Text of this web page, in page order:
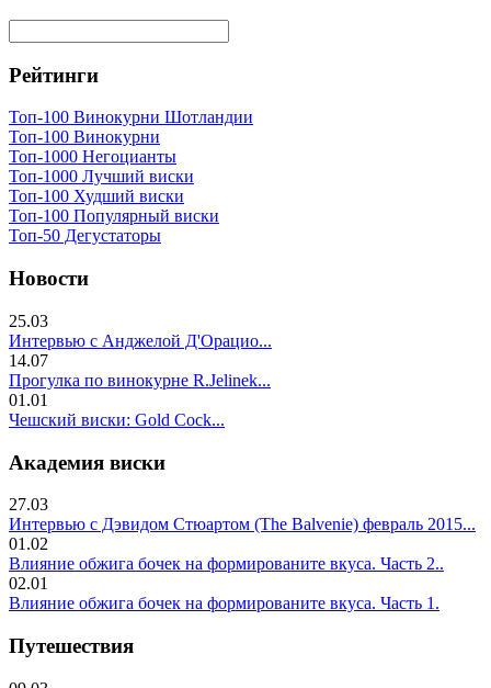
Рейтинги
Топ-100 Винокурни Шотландии
Топ-100 Винокурни
Топ-1000 Негоцианты
Топ-1000 Лучший виски
Топ-100 Худший виски
Топ-100 Популярный виски
Топ-50 Дегустаторы
Новости
25.03
Интервью с Анджелой Д'Орацио...
14.07
Прогулка по винокурне R.Jelinek...
01.01
Чешский виски: Gold Cock...
Академия виски
27.03
Интервью с Дэвидом Стюартом (The Balvenie) февраль 2015...
01.02
Влияние обжига бочек на формированите вкуса. Часть 2..
02.01
Влияние обжига бочек на формированите вкуса. Часть 1.
Путешествия